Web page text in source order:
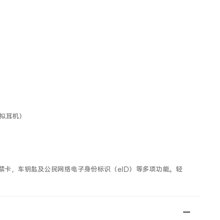
机）
，车钥匙及公民网络电子身份标识（eID）等多项功能。轻